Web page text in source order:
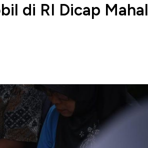
di RI Dicap Mahal